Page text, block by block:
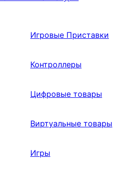
Игровые Приставки
Контроллеры
Цифровые товары
Виртуальные товары
Игры